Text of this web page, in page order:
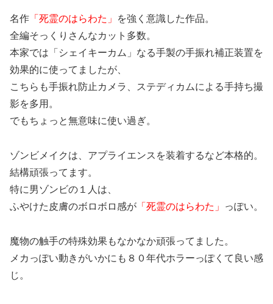
名作 「死霊のはらわた」
を強く意識した作品。
全編そっくりさんなカット多数。
本家では「シェイキーカム」なる手製の手振れ補正装置を
効果的に使ってましたが、
こちらも手振れ防止カメラ、ステディカムによる手持ち撮
影を多用。
でもちょっと無意味に使い過ぎ。
ゾンビメイクは、アプライエンスを装着するなど本格的。
結構頑張ってます。
特に男ゾンビの１人は、
ふやけた皮膚のボロボロ感が 「死霊のはらわた」 っぽい。
魔物の触手の特殊効果もなかなか頑張ってました。
メカっぽい動きがいかにも８０年代ホラーっぽくて良い感
じ。